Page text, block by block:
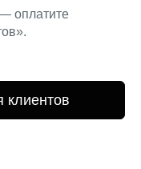
оплатите
клиентов